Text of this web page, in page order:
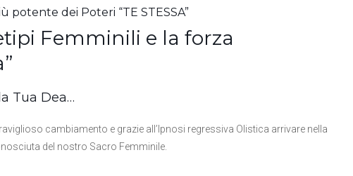
potente dei Poteri “TE STESSA”
Femminili e la forza
Tua Dea…
cambiamento e grazie all’Ipnosi regressiva Olistica arrivare nella
del nostro Sacro Femminile.